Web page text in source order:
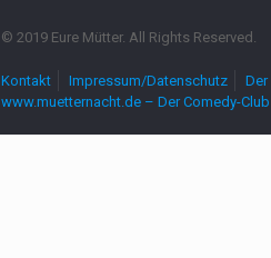
© 2019 Eure Mütter. All Rights Reserved.
Kontakt Impressum/Datenschutz
www.muetternacht.de – Der Comedy-Club